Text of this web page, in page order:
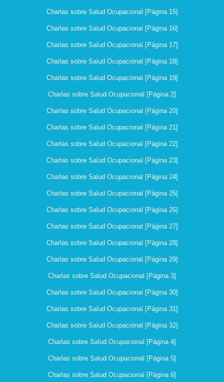
Charlas sobre Salud Ocupacional [Página 15]
Charlas sobre Salud Ocupacional [Página 16]
Charlas sobre Salud Ocupacional [Página 17]
Charlas sobre Salud Ocupacional [Página 18]
Charlas sobre Salud Ocupacional [Página 19]
Charlas sobre Salud Ocupacional [Página 2]
Charlas sobre Salud Ocupacional [Página 20]
Charlas sobre Salud Ocupacional [Página 21]
Charlas sobre Salud Ocupacional [Página 22]
Charlas sobre Salud Ocupacional [Página 23]
Charlas sobre Salud Ocupacional [Página 24]
Charlas sobre Salud Ocupacional [Página 25]
Charlas sobre Salud Ocupacional [Página 26]
Charlas sobre Salud Ocupacional [Página 27]
Charlas sobre Salud Ocupacional [Página 28]
Charlas sobre Salud Ocupacional [Página 29]
Charlas sobre Salud Ocupacional [Página 3]
Charlas sobre Salud Ocupacional [Página 30]
Charlas sobre Salud Ocupacional [Página 31]
Charlas sobre Salud Ocupacional [Página 32]
Charlas sobre Salud Ocupacional [Página 4]
Charlas sobre Salud Ocupacional [Página 5]
Charlas sobre Salud Ocupacional [Página 6]